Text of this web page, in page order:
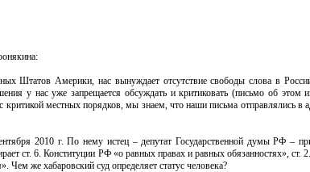
Штатов Америки, нас вынуждает отсутствие свободы слова в
у нас уже запрещается обсуждать и критиковать (письмо об этом
с критикой местных порядков, мы знаем, что наши письма отправлялись
2010 г. По нему истец – депутат Государственной думы РФ –
ст. 6. Конституции РФ «о равных правах и равных обязанностях», ст.
Чем же хабаровский суд определяет статус человека?